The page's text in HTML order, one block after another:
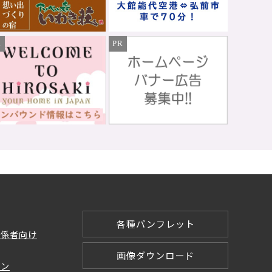
PR
者向け
各種パンフレット
画像ダウンロード